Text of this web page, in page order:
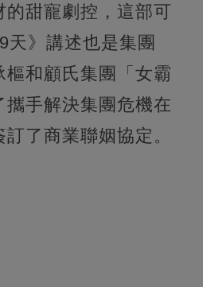
甜寵劇控，這部可
天》講述也是集團
樞和顧氏集團「女霸
手解決集團危機在
了商業聯姻協定。